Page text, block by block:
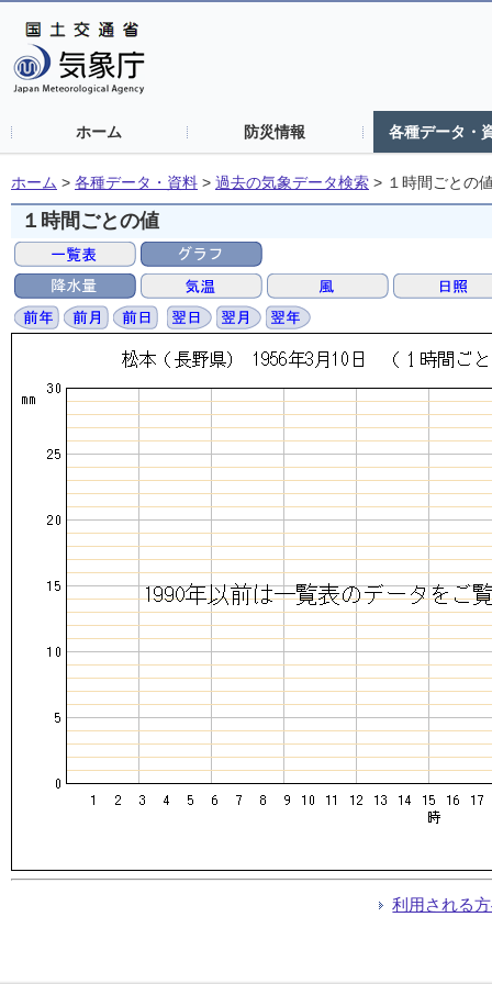
ホーム 防災情報 各種データ・
ホーム > 各種データ・資料 > 過去の気象データ検索 > １時間ごとの
１時間ごとの値
利用される